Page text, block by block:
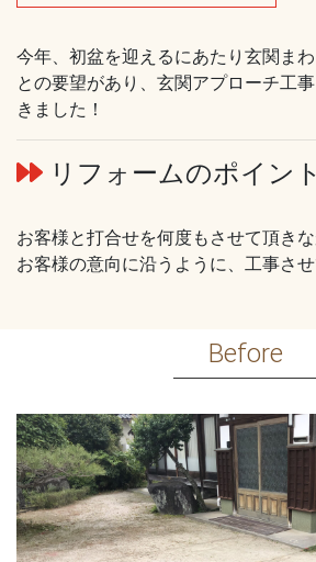
今年、初盆を迎えるにあたり玄関まわ
との要望があり、玄関アプローチ工
きました！
リフォームのポイント
お客様と打合せを何度もさせて頂き
お客様の意向に沿うように、工事さ
Before